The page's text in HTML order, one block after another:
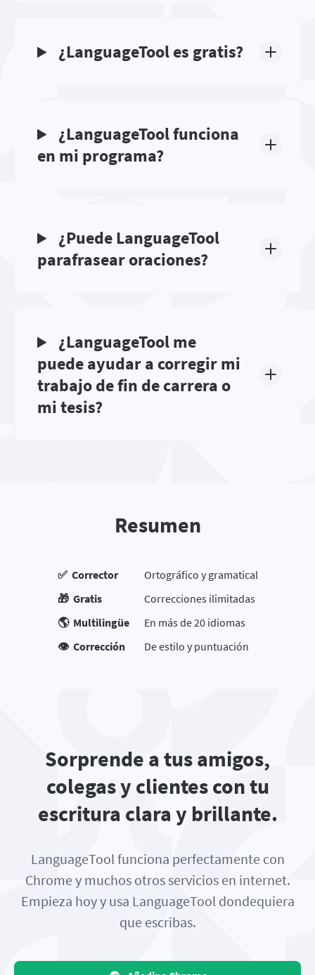
¿LanguageTool es gratis?
¿LanguageTool funciona
en mi programa?
¿Puede LanguageTool
parafrasear oraciones?
¿LanguageTool me
puede ayudar a corregir mi
trabajo de fin de carrera o
mi tesis?
Resumen
✅ Corrector
Ortográfico y gramatical
🎁 Gratis
Correcciones ilimitadas
🌎 Multilingüe
En más de 20 idiomas
👁️ Corrección
De estilo y puntuación
Sorprende a tus amigos,
colegas y clientes con tu
escritura clara y brillante.
LanguageTool funciona perfectamente con
Chrome y muchos otros servicios en internet.
Empieza hoy y usa LanguageTool dondequiera
que escribas.